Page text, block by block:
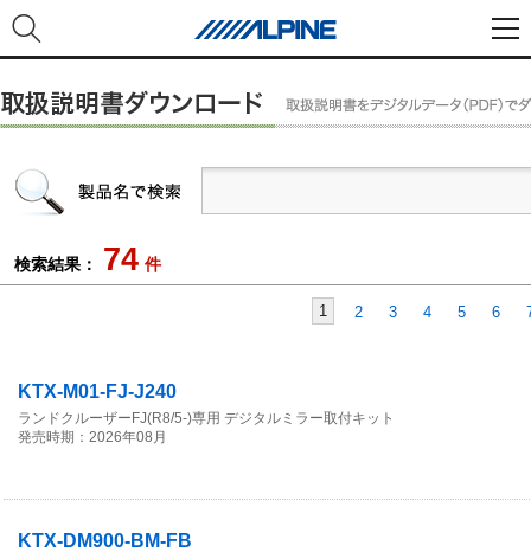
検索結果： 74 件
1 2 3 4 5 6
KTX-M01-FJ-J240
ランドクルーザーFJ(R8/5-)専用 デジタルミラー取付キット
発売時期：2026年08月
KTX-DM900-BM-FB